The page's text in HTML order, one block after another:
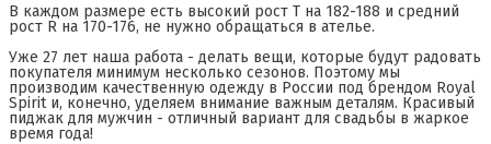
В каждом размере есть высокий рост Т на 182-188 и средний
рост R на 170-176, не нужно обращаться в ателье.
Уже 27 лет наша работа - делать вещи, которые будут радовать
покупателя минимум несколько сезонов. Поэтому мы
производим качественную одежду в России под брендом Royal
Spirit и, конечно, уделяем внимание важным деталям. Красивый
пиджак для мужчин - отличный вариант для свадьбы в жаркое
время года!